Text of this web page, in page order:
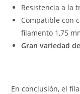
Resistencia a la
Compatible con
filamento 1,75
Gran variedad
En conclusión, el